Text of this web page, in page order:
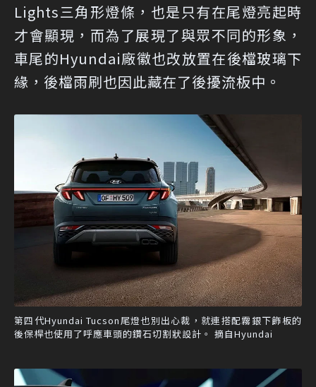
Lights三角形燈條，也是只有在尾燈亮起時
才會顯現，而為了展現了與眾不同的形象，
車尾的Hyundai廠徽也改放置在後檔玻璃下
緣，後檔雨刷也因此藏在了後擾流板中。
第四代Hyundai Tucson尾燈也別出心裁，就連搭配霧銀下飾板的
後保桿也使用了呼應車頭的鑽石切割狀設計。 摘自Hyundai